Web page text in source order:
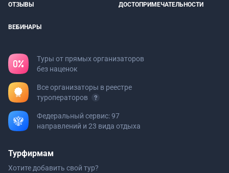
ОТЗЫВЫ ДОСТОПРИМЕЧАТЕЛЬНОСТИ
ВЕБИНАРЫ
Туры от прямых организаторов
без наценок
Все организаторы в реестре
туроператоров
Федеральный сервис: 97
направлений и 23 вида отдыха
Турфирмам
Хотите добавить свой тур?